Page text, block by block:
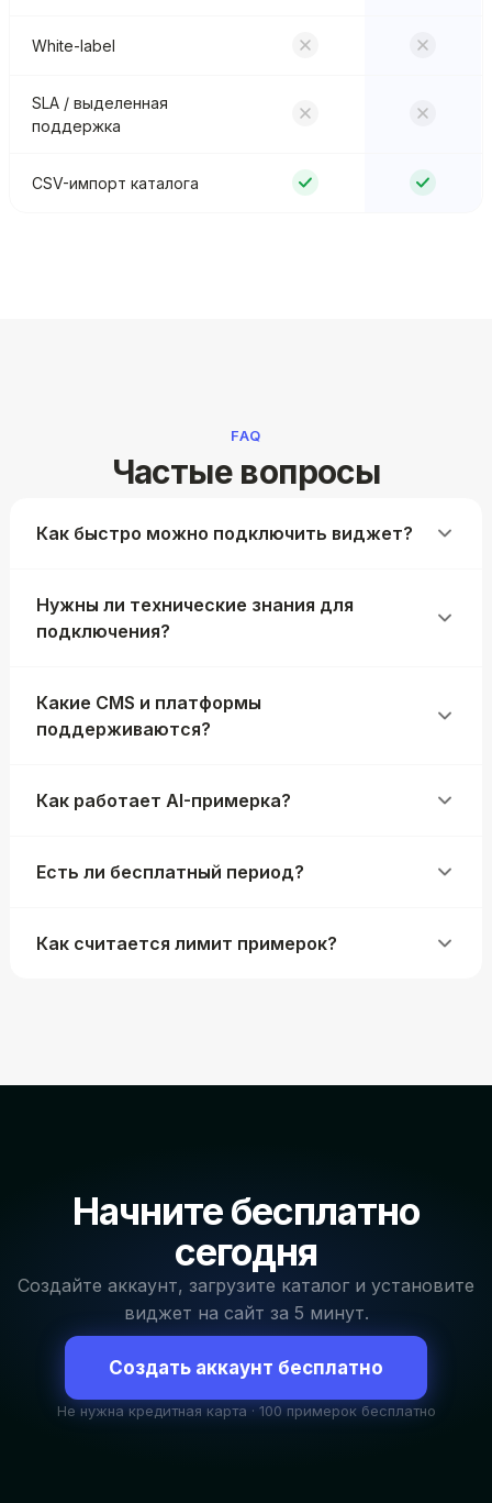
White-label
SLA / выделенная
поддержка
CSV-импорт каталога
FAQ
Частые вопросы
Как быстро можно подключить виджет?
Нужны ли технические знания для
подключения?
Какие CMS и платформы
поддерживаются?
Как работает AI-примерка?
Есть ли бесплатный период?
Как считается лимит примерок?
Начните бесплатно
сегодня
Создайте аккаунт, загрузите каталог и установите
виджет на сайт за 5 минут.
Создать аккаунт бесплатно
Не нужна кредитная карта · 100 примерок бесплатно